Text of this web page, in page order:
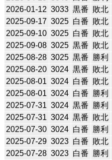
2026-01-12 3033 黒番 敗北
2025-09-17 3025 白番 敗北
2025-09-10 3025 白番 敗北
2025-09-08 3025 黒番 敗北
2025-08-28 3025 黒番 勝利
2025-08-20 3024 黒番 敗北
2025-08-01 3024 白番 敗北
2025-08-01 3024 白番 勝利
2025-07-31 3024 黒番 勝利
2025-07-31 3024 黒番 敗北
2025-07-30 3024 白番 勝利
2025-07-29 3023 白番 敗北
2025-07-28 3023 白番 勝利